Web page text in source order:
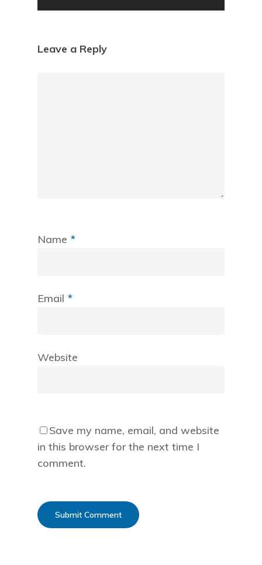
Leave a Reply
Name *
Email *
Website
Save my name, email, and website
in this browser for the next time I
comment.